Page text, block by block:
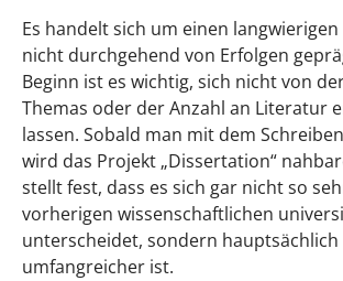
Es handelt sich um einen
nicht durchgehend von Erfolgen
Beginn ist es wichtig, sich nicht von
Themas oder der Anzahl an Literatur
lassen. Sobald man mit dem
wird das Projekt „Dissertation“
stellt fest, dass es sich gar nicht so
vorherigen wissenschaftlichen
unterscheidet, sondern
umfangreicher ist.